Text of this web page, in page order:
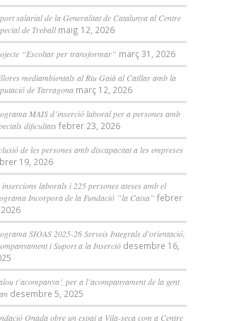
salarial de la Generalitat de Catalunya al Centre
de Treball maig 12, 2026
“Escoltar per transformar” març 31, 2026
mediambientals al Riu Gaià al Catllar amb la
de Tarragona març 12, 2026
MAIS d’inserció laboral per a persones amb
dificultats febrer 23, 2026
de les persones amb discapacitat a les empreses
19, 2026
insercions laborals i 225 persones ateses amb el
Incorpora de la Fundació ”la Caixa” febrer
SIOAS 2025-26 Serveis Integrals d’orientació,
i Suport a la Inserció desembre 16,
t’acompanya’, per a l’acompanyament de la gent
desembre 5, 2025
Onada obre un espai a Vila-seca com a Centre